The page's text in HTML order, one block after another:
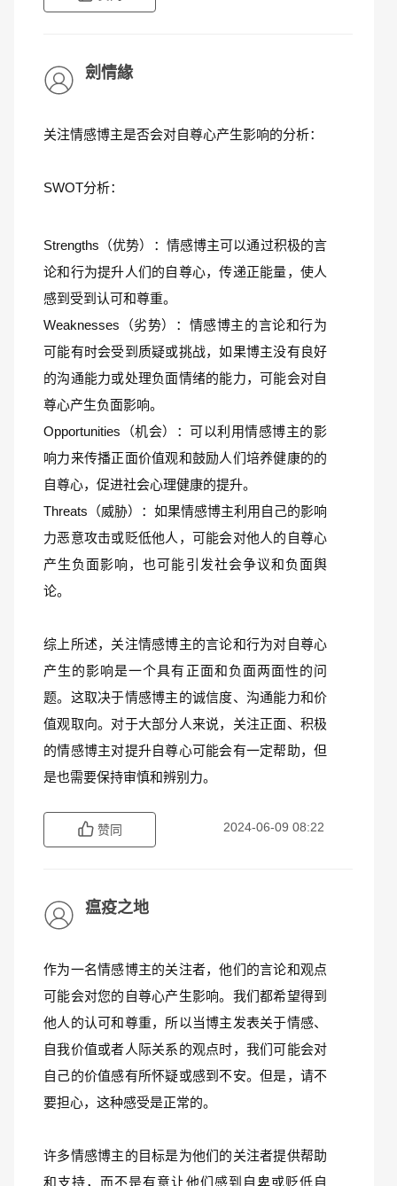
劍情緣
关注情感博主是否会对自尊心产生影响的分析：
SWOT分析：
Strengths（优势）：情感博主可以通过积极的言
论和行为提升人们的自尊心，传递正能量，使人
感到受到认可和尊重。
Weaknesses（劣势）：情感博主的言论和行为
可能有时会受到质疑或挑战，如果博主没有良好
的沟通能力或处理负面情绪的能力，可能会对自
尊心产生负面影响。
Opportunities（机会）：可以利用情感博主的影
响力来传播正面价值观和鼓励人们培养健康的的
自尊心，促进社会心理健康的提升。
Threats（威胁）：如果情感博主利用自己的影响
力恶意攻击或贬低他人，可能会对他人的自尊心
产生负面影响，也可能引发社会争议和负面舆
论。
综上所述，关注情感博主的言论和行为对自尊心
产生的影响是一个具有正面和负面两面性的问
题。这取决于情感博主的诚信度、沟通能力和价
值观取向。对于大部分人来说，关注正面、积极
的情感博主对提升自尊心可能会有一定帮助，但
是也需要保持审慎和辨别力。
赞同 2024-06-09 08:22
瘟疫之地
作为一名情感博主的关注者，他们的言论和观点
可能会对您的自尊心产生影响。我们都希望得到
他人的认可和尊重，所以当博主发表关于情感、
自我价值或者人际关系的观点时，我们可能会对
自己的价值感有所怀疑或感到不安。但是，请不
要担心，这种感受是正常的。
许多情感博主的目标是为他们的关注者提供帮助
和支持，而不是有意让他们感到自卑或贬低自